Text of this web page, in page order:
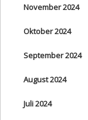
November 2024
Oktober 2024
September 2024
August 2024
Juli 2024